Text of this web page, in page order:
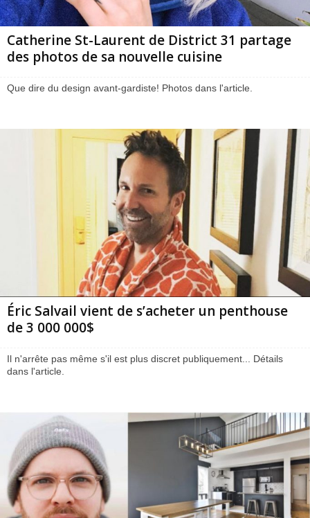
Catherine St-Laurent de District 31 partage
des photos de sa nouvelle cuisine
Que dire du design avant-gardiste! Photos dans l'article.
Éric Salvail vient de s’acheter un penthouse
de 3 000 000$
Il n'arrête pas même s'il est plus discret publiquement... Détails
dans l'article.